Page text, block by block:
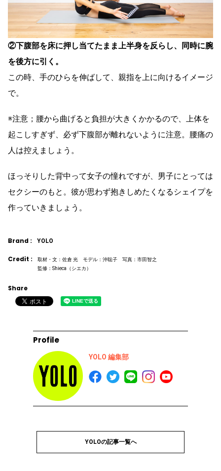
②下腹部を床に押し当てたまま上半身を反らし、同時に腕
を後方に引く。
この時、手のひらを伸ばして、親指を上に向けるイメージ
で。
※注意；腰から曲げると負担が大きくかかるので、上体を
起こしすぎず、必ず下腹部が離れないように注意。腰痛の
人は控えましょう。
ほっそりした背中って女子の憧れですが、男子にとっては
セクシーのもと。彼が思わず抱きしめたくなるシェイプを
作っていきましょう。
Brand : YOLO
Credit :
取材・文：佐倉 光 モデル：沖聡子 写真：市田智之
監修：Shieca（シエカ）
Share
Profile
YOLO 編集部
YOLOの記事一覧へ